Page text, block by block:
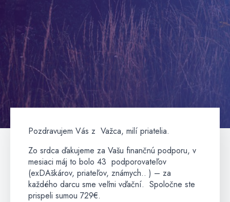
Pozdravujem Vás z Važca, milí priatelia.
Zo srdca ďakujeme za Vašu finančnú podporu, v
mesiaci máj to bolo 43 podporovateľov
(exDAškárov, priateľov, známych.. ) – za
každého darcu sme veľmi vďační. Spoločne ste
prispeli sumou 729€.